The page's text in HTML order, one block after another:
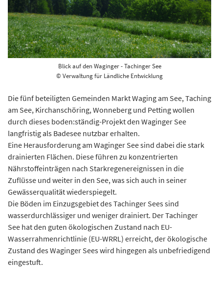
Blick auf den Waginger - Tachinger See
© Verwaltung für Ländliche Entwicklung
Die fünf beteiligten Gemeinden Markt Waging am See, Taching
am See, Kirchanschöring, Wonneberg und Petting wollen
durch dieses boden:ständig-Projekt den Waginger See
langfristig als Badesee nutzbar erhalten.
Eine Herausforderung am Waginger See sind dabei die stark
drainierten Flächen. Diese führen zu konzentrierten
Nährstoffeinträgen nach Starkregenereignissen in die
Zuflüsse und weiter in den See, was sich auch in seiner
Gewässerqualität wiederspiegelt.
Die Böden im Einzugsgebiet des Tachinger Sees sind
wasserdurchlässiger und weniger drainiert. Der Tachinger
See hat den guten ökologischen Zustand nach EU-
Wasserrahmenrichtlinie (EU-WRRL) erreicht, der ökologische
Zustand des Waginger Sees wird hingegen als unbefriedigend
eingestuft.